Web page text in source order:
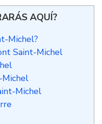
AQUÍ?
Michel?
Saint-Michel
Michel